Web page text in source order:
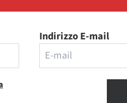
Indirizzo E-mail